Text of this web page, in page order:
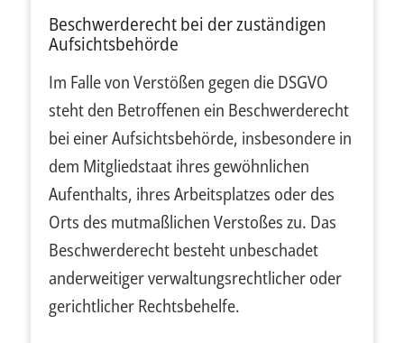
Beschwerde­recht bei der zuständigen
Aufsichts­behörde
Im Falle von Verstößen gegen die DSGVO
steht den Betroffenen ein Beschwerderecht
bei einer Aufsichtsbehörde, insbesondere in
dem Mitgliedstaat ihres gewöhnlichen
Aufenthalts, ihres Arbeitsplatzes oder des
Orts des mutmaßlichen Verstoßes zu. Das
Beschwerderecht besteht unbeschadet
anderweitiger verwaltungsrechtlicher oder
gerichtlicher Rechtsbehelfe.